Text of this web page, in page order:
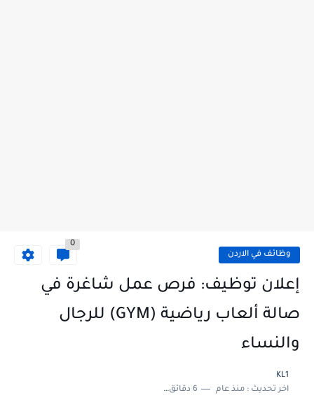
وظائف في الاردن
0
إعلان توظيف: فرص عمل شاغرة في
صالة ألعاب رياضية (GYM) للرجال
والنساء
KL1
اخر تحديث :منذ عام 6 دقائق للقراءة